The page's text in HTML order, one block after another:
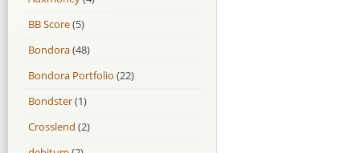
BB Score(5)
Bondora(48)
Bondora Portfolio (22)
Bondster(1)
Crosslend (2)